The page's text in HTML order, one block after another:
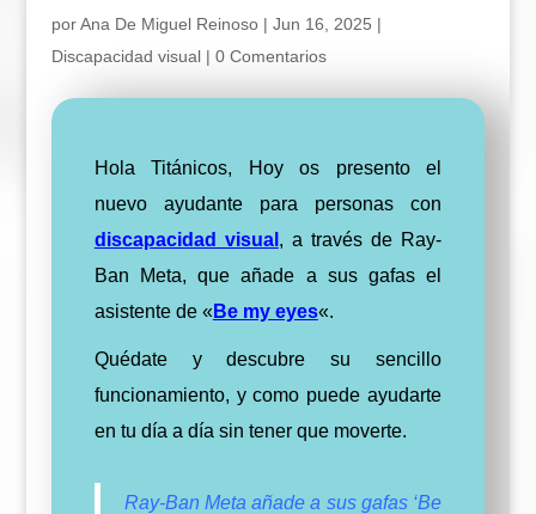
porAna De Miguel Reinoso| Jun 16, 2025 |
Discapacidad visual| 0 Comentarios
Hola Titánicos, Hoy os presento el
nuevo ayudante para personas con
discapacidad visual , a través de Ray-
Ban Meta, que añade a sus gafas el
asistente de « Be my eyes«.
Quédate y descubre su sencillo
funcionamiento, y como puede ayudarte
en tu día a día sin tener que moverte.
Ray-Ban Meta añade a sus gafas ‘Be